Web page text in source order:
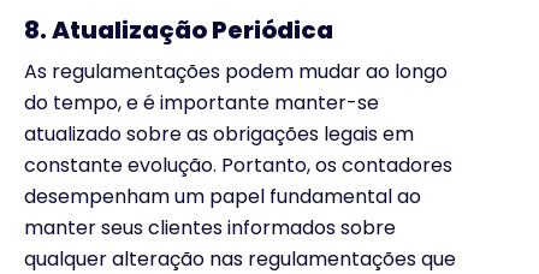
8. Atualização Periódica
As regulamentações podem mudar ao longo
do tempo, e é importante manter-se
atualizado sobre as obrigações legais em
constante evolução. Portanto, os contadores
desempenham um papel fundamental ao
manter seus clientes informados sobre
qualquer alteração nas regulamentações que